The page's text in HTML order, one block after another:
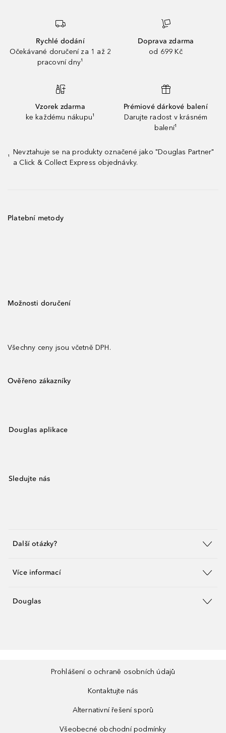
Rychlé dodání
Očekávané doručení za 1 až 2
pracovní dny¹
Doprava zdarma
od 699 Kč
Vzorek zdarma
ke každému nákupu¹
Prémiové dárkové balení
Darujte radost v krásném
balení¹
¹
Nevztahuje se na produkty označené jako "Douglas Partner"
a Click & Collect Express objednávky.
Platební metody
Možnosti doručení
Všechny ceny jsou včetně DPH.
Ověřeno zákazníky
Douglas aplikace
Sledujte nás
Další otázky?
Více informací
Douglas
Prohlášení o ochraně osobních údajů
Kontaktujte nás
Alternativní řešení sporů
Všeobecné obchodní podmínky